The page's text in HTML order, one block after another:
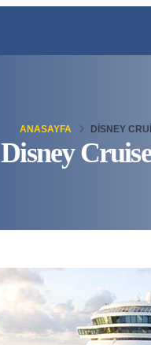
Disney
ANASAYFA DISNEY